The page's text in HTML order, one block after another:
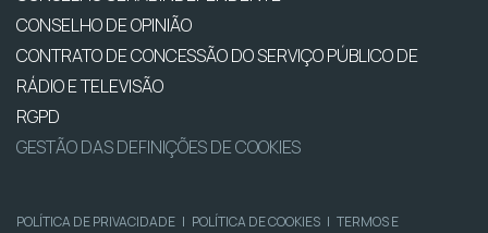
CONSELHO DE OPINIÃO
CONTRATO DE CONCESSÃO DO SERVIÇO PÚBLICO DE
RÁDIO E TELEVISÃO
RGPD
GESTÃO DAS DEFINIÇÕES DE COOKIES
POLÍTICA DE PRIVACIDADE | POLÍTICA DE COOKIES | TERMOS E